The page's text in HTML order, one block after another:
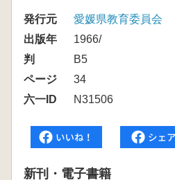
発行元
愛媛県教育委員会
出版年
1966/
判
B5
ページ
34
六一ID
N31506
新刊・電子書籍